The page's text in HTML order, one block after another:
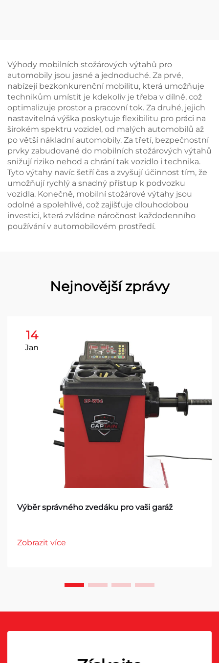
Výhody mobilních stožárových výtahů pro
automobily jsou jasné a jednoduché. Za prvé,
nabízejí bezkonkurenční mobilitu, která umožňuje
technikům umístit je kdekoliv je třeba v dílně, což
optimalizuje prostor a pracovní tok. Za druhé, jejich
nastavitelná výška poskytuje flexibilitu pro práci na
širokém spektru vozidel, od malých automobilů až
po větší nákladní automobily. Za třetí, bezpečnostní
prvky zabudované do mobilních stožárových výtahů
snižují riziko nehod a chrání tak vozidlo i technika.
Tyto výtahy navíc šetří čas a zvyšují účinnost tím, že
umožňují rychlý a snadný přístup k podvozku
vozidla. Konečně, mobilní stožárové výtahy jsou
odolné a spolehlivé, což zajišťuje dlouhodobou
investici, která zvládne náročnost každodenního
používání v automobilovém prostředí.
Nejnovější zprávy
14
Jan
Výběr správného zvedáku pro vaši garáž
Zobrazit více